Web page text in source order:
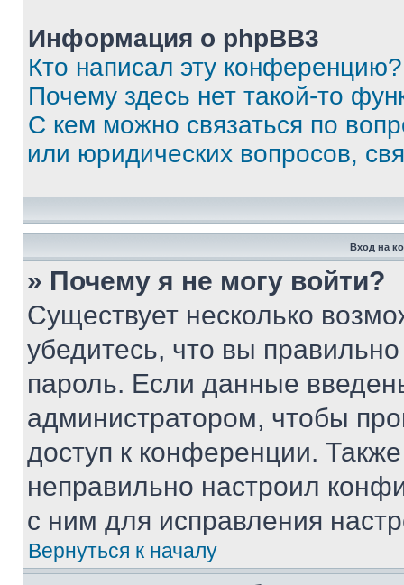
Информация о phpBB3
Кто написал эту конференцию?
Почему здесь нет такой-то
С кем можно связаться по
или юридических вопросов,
Вход на
» Почему я не могу войти?
Существует несколько
убедитесь, что вы
пароль. Если данные
администратором, чтобы
доступ к конференции.
неправильно настроил
с ним для исправления
Вернуться к началу